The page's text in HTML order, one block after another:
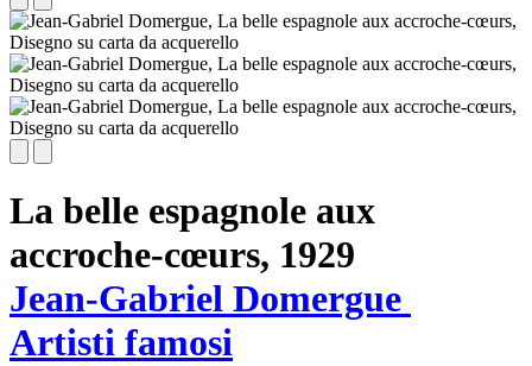
La belle espagnole aux
accroche-cœurs, 1929
Jean-Gabriel Domergue
Artisti famosi